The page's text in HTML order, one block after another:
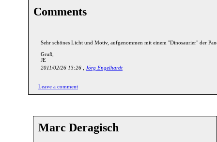
Comments
Sehr schönes Licht und Motiv, aufgenommen mit einem "Dinosaurier" der
Gruß,
JE
2011/02/26 13:26 , Jörg Engelhardt
Leave a comment
Marc Deragisch